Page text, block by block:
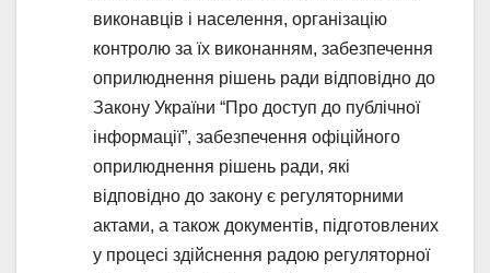
виконавців і населення, організацію
контролю за їх виконанням, забезпечення
оприлюднення рішень ради відповідно до
Закону України “Про доступ до публічної
інформації”, забезпечення офіційного
оприлюднення рішень ради, які
відповідно до закону є регуляторними
актами, а також документів, підготовлених
у процесі здійснення радою регуляторної